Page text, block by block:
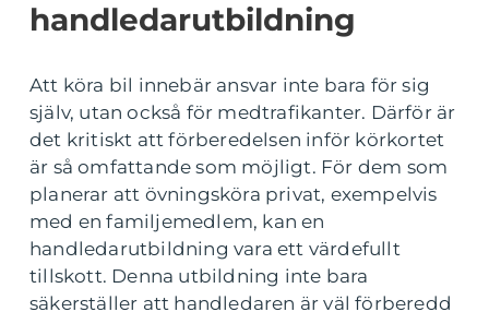
handledarutbildning
Att köra bil innebär ansvar inte bara för sig
själv, utan också för medtrafikanter. Därför är
det kritiskt att förberedelsen inför körkortet
är så omfattande som möjligt. För dem som
planerar att övningsköra privat, exempelvis
med en familjemedlem, kan en
handledarutbildning vara ett värdefullt
tillskott. Denna utbildning inte bara
säkerställer att handledaren är väl förberedd